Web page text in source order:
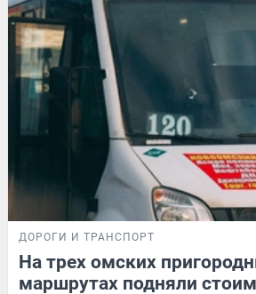
ДОРОГИ И ТРАНСПОРТ
На трех омских
маршрутах подняли